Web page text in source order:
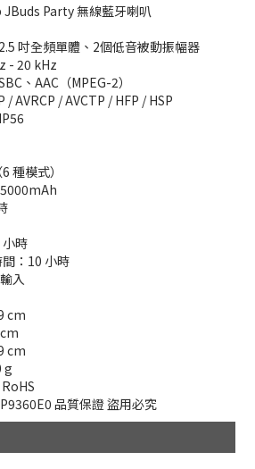
Party 無線藍牙喇叭
吋全頻單體、2個低音被動振幅器
- 20 kHz
、AAC（MPEG-2）
/ AVRCP / AVCTP / HFP / HSP
種模式）
時
：10 小時
入
cm
cm
g
品質保證 盜用必究